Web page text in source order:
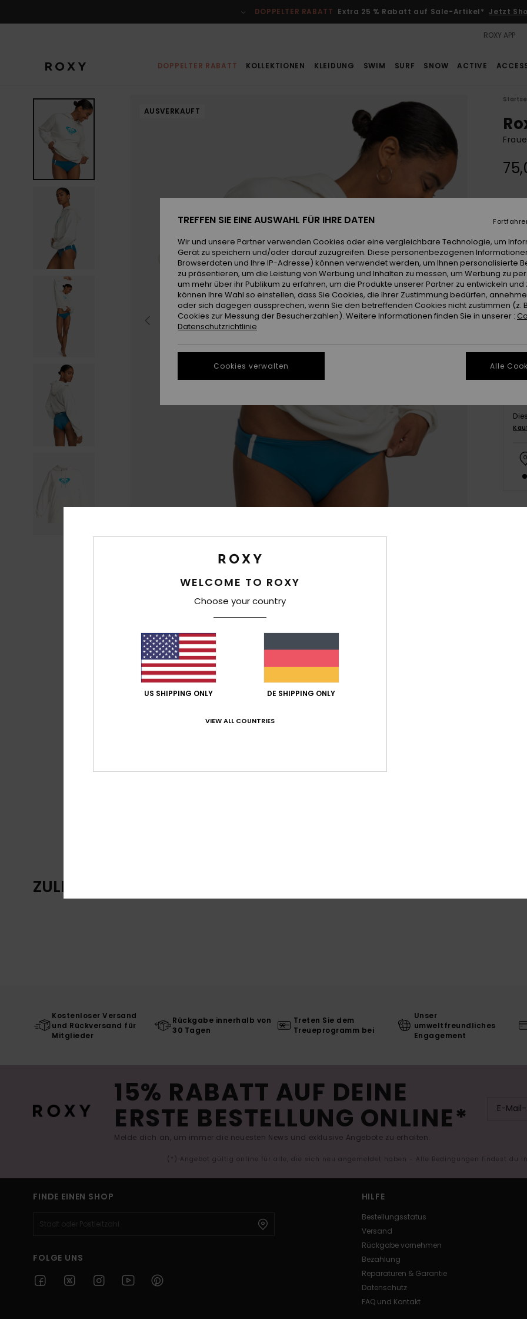
DOPPELTER RABATT Extra 25 % Rabatt auf Sale-Artikel* Jetzt
ROXY APP
DOPPELTER RABATT KOLLEKTIONEN KLEIDUNG SWIM SURF SNOW ACTIVE
AUSVERKAUFT
XS
ZULETZT ANGESEHENE ARTIKEL
Kostenloser Versand
und Rückversand für
Mitglieder
Rückgabe innerhalb von
30 Tagen
Treten Sie dem
Treueprogramm bei
Unser
umweltfreundliches
Engagement
15% RABATT AUF DEINE
ERSTE BESTELLUNG ONLINE*
Melde dich an, um immer die neuesten News und exklusive Angebote zu erhalten.
(*) Angebot gültig online für alle, die sich neu angemeldet haben - Alle Bedingungen findest du
FINDE EINEN SHOP
FOLGE UNS
HILFE
Bestellungsstatus
Versand
Rückgabe vornehmen
Bezahlung
Reparaturen & Garantie
Datenschutz
FAQ und Kontakt
WELCOME TO ROXY
Choose your country
US SHIPPING ONLY DE SHIPPING ONLY
VIEW ALL COUNTRIES
TREFFEN SIE EINE AUSWAHL FÜR IHRE DATEN
Wir und unsere Partner verwenden Cookies oder eine vergleichbare Technologie, um
Gerät zu speichern und/oder darauf zuzugreifen. Diese personenbezogenen
Browserdaten und Ihre IP-Adresse) können verwendet werden, um Ihnen personalisierte
zu präsentieren, um die Leistung von Werbung und Inhalten zu messen, um Werbung zu
um mehr über ihr Publikum zu erfahren, um die Produkte unserer Partner zu entwickeln und
können Ihre Wahl so einstellen, dass Sie Cookies, die Ihrer Zustimmung bedürfen,
oder sich dagegen aussprechen, wenn Sie den betreffenden Cookies nicht zustimmen (z.
Cookies zur Messung der Besucherzahlen). Weitere Informationen finden Sie in unserer :
Datenschutzrichtlinie
Cookies verwalten Alle